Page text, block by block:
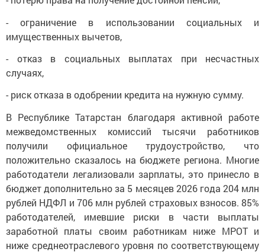
- ограничение в использовании социальных и
имущественных вычетов,
- отказ в социальных выплатах при несчастных
случаях,
- риск отказа в одобрении кредита на нужную сумму.
В Республике Татарстан благодаря активной работе
межведомственных комиссий тысячи работников
получили официальное трудоустройство, что
положительно сказалось на бюджете региона. Многие
работодатели легализовали зарплаты, это принесло в
бюджет дополнительно за 5 месяцев 2026 года 204 млн
рублей НДФЛ и 706 млн рублей страховых взносов. 85%
работодателей, имевшие риски в части выплаты
заработной платы своим работникам ниже МРОТ и
ниже среднеотраслевого уровня по соответствующему